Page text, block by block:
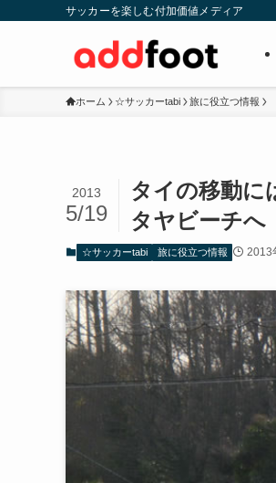
サッカーを楽しむ付加価値メディア
ホーム ☆サッカーtabi 旅に役立つ情報
タイの移動に
タヤビーチへ
2013
5/19
☆サッカーtabi 旅に役立つ情報 2013